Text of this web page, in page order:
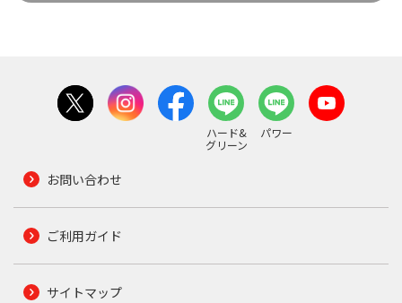
ハード&
グリーン
パワー
お問い合わせ
ご利用ガイド
サイトマップ